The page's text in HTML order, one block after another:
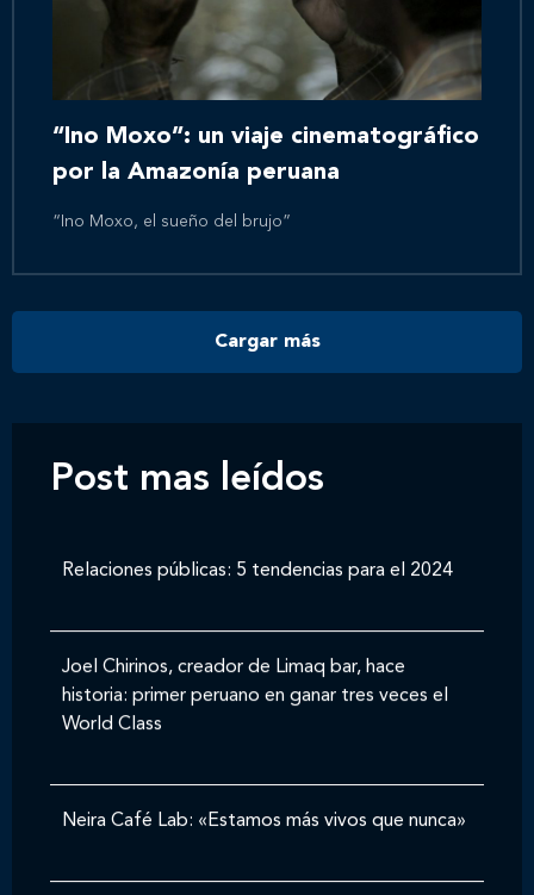
Inicio
Nosotros
Novedades
Contáctanos
“Ino Moxo”: un viaje cinematográfico
por la Amazonía peruana
“Ino Moxo, el sueño del brujo”
Cargar más
Post mas leídos
Relaciones públicas: 5 tendencias para el 2024
Joel Chirinos, creador de Limaq bar, hace
historia: primer peruano en ganar tres veces el
World Class
Neira Café Lab: «Estamos más vivos que nunca»